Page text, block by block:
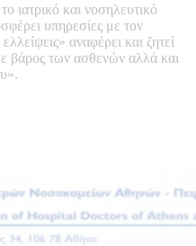
ιατρικό και νοσηλευτικό
υπηρεσίες με τον
αναφέρει και ζητεί
βάρος των ασθενών αλλά και